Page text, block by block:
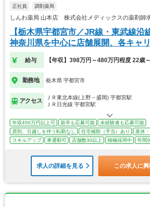
正社員 調剤薬局
しんわ薬局 山本店 株式会社メディックスの薬剤師
【栃木県宇都宮市／JR線・東武線沿
神奈川県を中心に店舗展開、各キャ
給与 【年収】398万円～480万円程度 22歳
勤務地 栃木県 宇都宮市
アクセス
ＪＲ東北本線(上野－盛岡) 宇都宮駅
ＪＲ日光線 宇都宮駅
年収450万円以上可 新卒も応募可能
未経験者も応募可能
原則、引越しを伴う転勤なし
住宅補助（手当）あり
産休
スキルアップ
車通勤可 店舗数30以上 積極採用中 年間
求人の詳細を見る この求人に